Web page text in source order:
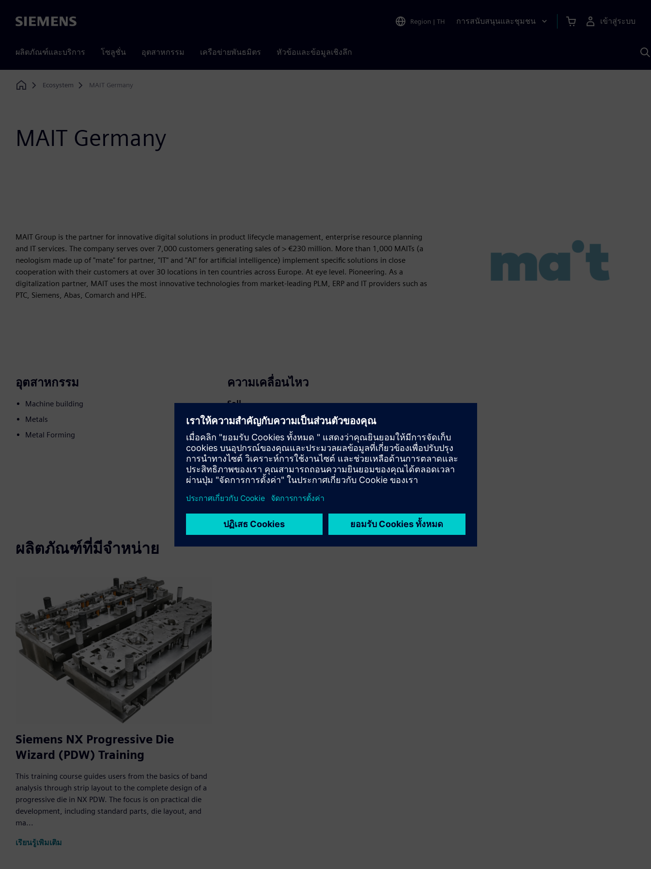
Siemens Region | TH การสนับสนุนและชุมชน เข้าสู่ระบบ
ผลิตภัณฑ์และบริการ โซลูชั่น อุตสาหกรรม เครือข่ายพันธมิตร หัวข้อและข้อมูลเชิงลึก
Home
Ecosystem MAIT Germany
MAIT Germany
MAIT Group is the partner for innovative digital solutions in product lifecycle management, enterprise resource planning
and IT services. The company serves over 7,000 customers generating sales of > €230 million. More than 1,000 MAITs (a
neologism made up of "mate" for partner, "IT" and "AI" for artificial intelligence) implement specific solutions in close
cooperation with their customers at over 30 locations in ten countries across Europe. At eye level. Pioneering. As a
digitalization partner, MAIT uses the most innovative technologies from market-leading PLM, ERP and IT providers such as
PTC, Siemens, Abas, Comarch and HPE.
อุตสาหกรรม
Machine building
Metals
Metal Forming
ความเคลื่อนไหว
Sell
ขายต่อ/ขายร่วม SW และ HW ที่เปิดใช้งานระบบดิจิทัลใน
Siemens Xcelerator
Service
ให้บริการสำหรับผลิตภัณฑ์/โซลูชันของ Siemens
Xcelerator ที่ช่วยให้ลูกค้าสามารถนำไปใช้ ผสานรวม
ปฏิบัติงาน หรือบำรุงรักษา
ผลิตภัณฑ์ที่มีจำหน่าย
Siemens NX Progressive Die
Wizard (PDW) Training
This training course guides users from the basics of band
analysis through strip layout to the complete design of a
progressive die in NX PDW. The focus is on practical die
development, including standard parts, die layout, and
ma...
เรียนรู้เพิ่มเติม